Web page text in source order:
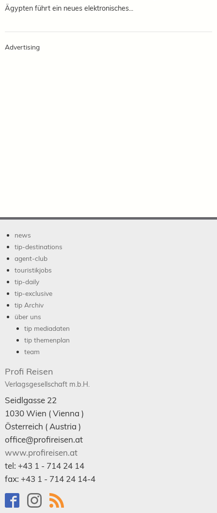
Ägypten führt ein neues elektronisches...
Advertising
news
tip-destinations
agent-club
touristikjobs
tip-daily
tip-exclusive
tip Archiv
über uns
tip mediadaten
tip themenplan
team
Profi Reisen
Verlagsgesellschaft m.b.H.
Seidlgasse 22
1030Wien ( Vienna )
Österreich ( Austria )
office@profireisen.at
www.profireisen.at
tel: +43 1 - 714 24 14
fax: +43 1 - 714 24 14-4